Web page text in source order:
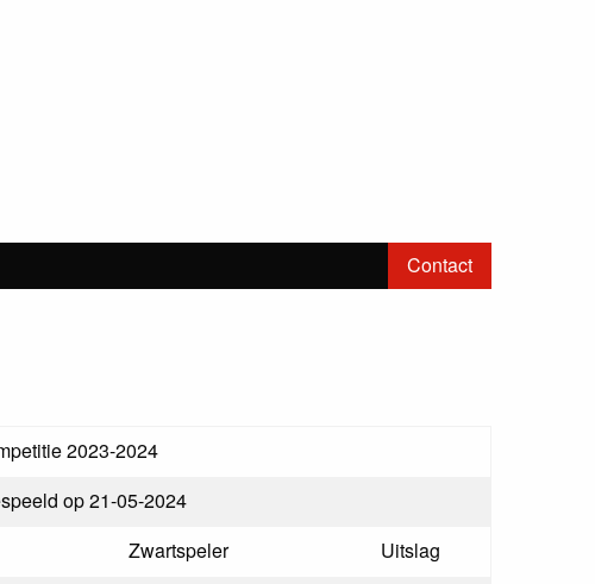
Contact
2023-2024
op 21-05-2024
Zwartspeler
Uitslag